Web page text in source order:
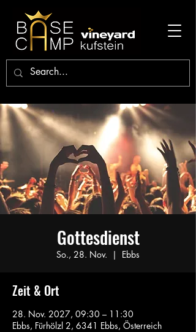
Gottesdienst
So., 28. Nov.
  |
Ebbs
Zeit & Ort
28. Nov. 2027, 09:30 – 11:30
Ebbs, Fürhölzl 2, 6341 Ebbs, Österreich